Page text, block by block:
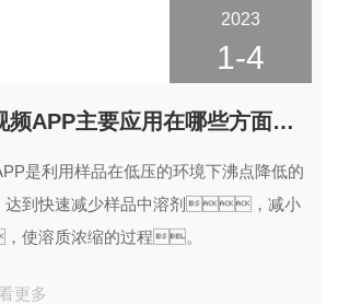
2023
1-4
RNA91免费视频APP主要应用在哪些方面呢？
是利用样品在低压的环境下沸点降低的
到快速减少样品中溶剂，减小
使溶质浓缩的过程。
更多